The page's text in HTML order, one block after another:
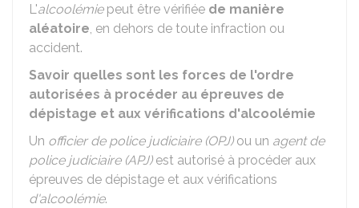
L'alcoolémiepeut être vérifiée de manière
aléatoire, en dehors de toute infraction ou
accident.
Savoir quelles sont les forces de l'ordre
autorisées à procéder au épreuves de
dépistage et aux vérifications d'alcoolémie
Un officier de police judiciaire (OPJ)ou un agent de
police judiciaire (APJ)est autorisé à procéder aux
épreuves de dépistage et aux vérifications
d'alcoolémie.